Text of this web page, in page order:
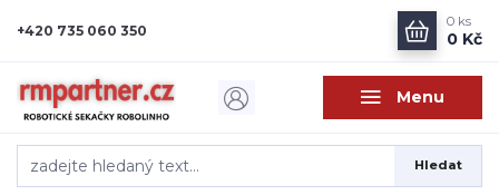
Menu
Hledat
+420 735 060 350
0 ks
0 Kč